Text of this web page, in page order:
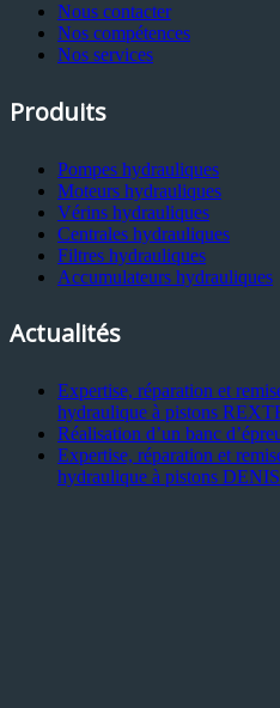
Nous contacter
Nos compétences
Nos services
Produits
Pompes hydrauliques
Moteurs hydrauliques
Vérins hydrauliques
Centrales hydrauliques
Filtres hydrauliques
Accumulateurs hydrauliques
Actualités
Expertise, réparation et
hydraulique à pistons
Réalisation d’un banc
Expertise, réparation et
hydraulique à pistons